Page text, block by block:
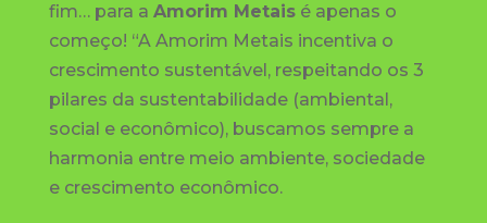
fim… para a Amorim Metaisé apenas o
começo! “A Amorim Metais incentiva o
crescimento sustentável, respeitando os 3
pilares da sustentabilidade (ambiental,
social e econômico), buscamos sempre a
harmonia entre meio ambiente, sociedade
e crescimento econômico.